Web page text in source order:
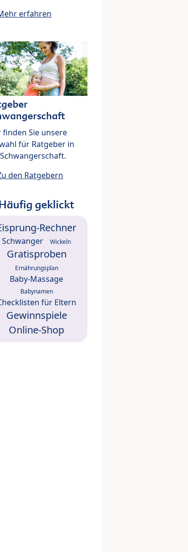
erfahren
finden Sie unsere
für Ratgeber in
den Ratgebern
geklickt
Rechner
Schwanger Wickeln
Gratisproben
Ernährungsplan
Baby-Massage
Babynamen
für Eltern
Gewinnspiele
Online-Shop